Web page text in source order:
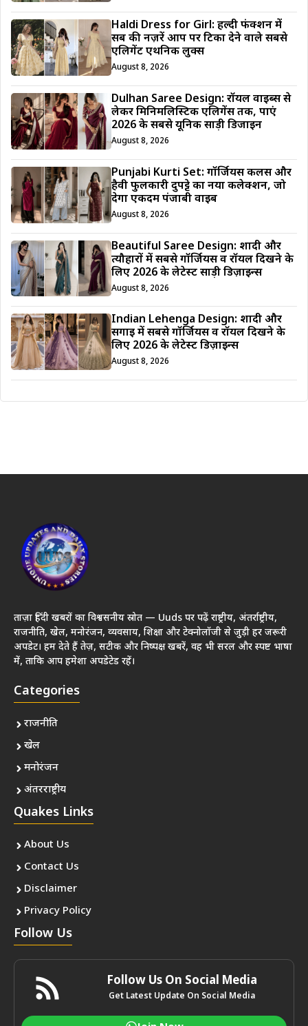
Haldi Dress for Girl: हल्दी फंक्शन में
सब की नज़रें आप पर टिका देने वाले सबसे
एलिगेंट एथनिक लुक्स
August 8, 2026
Dulhan Saree Design: रॉयल वाइब्स से
लेकर मिनिमलिस्टिक एलिगेंस तक, पाएं
2026 के सबसे यूनिक साड़ी डिजाईन
August 8, 2026
Punjabi Kurti Set: गॉर्जियस कलर्स और
हैवी फुलकारी दुपट्टे का नया कलेक्शन, जो
देगा एकदम पंजाबी वाइब
August 8, 2026
Beautiful Saree Design: शादी और
त्यौहारों में सबसे गॉर्जियस व रॉयल दिखने के
लिए 2026 के लेटेस्ट साड़ी डिज़ाइन्स
August 8, 2026
Indian Lehenga Design: शादी और
सगाई में सबसे गॉर्जियस व रॉयल दिखने के
लिए 2026 के लेटेस्ट डिज़ाइन्स
August 8, 2026
ताज़ा हिंदी खबरों का विश्वसनीय स्रोत — Uuds पर पढ़ें राष्ट्रीय, अंतर्राष्ट्रीय,
राजनीति, खेल, मनोरंजन, व्यवसाय, शिक्षा और टेक्नोलॉजी से जुड़ी हर जरूरी
अपडेट। हम देते हैं तेज़, सटीक और निष्पक्ष खबरें, वह भी सरल और स्पष्ट भाषा
में, ताकि आप हमेशा अपडेटेड रहें।
Categories
राजनीति
खेल
मनोरंजन
अंतरराष्ट्रीय
Quakes Links
About Us
Contact Us
Disclaimer
Privacy Policy
Follow Us
Follow Us On Social Media
Get Latest Update On Social Media